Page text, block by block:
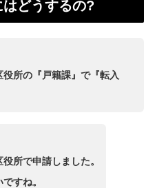
はどうするの?
所の『戸籍課』で『転入
所で申請しました。
すね。